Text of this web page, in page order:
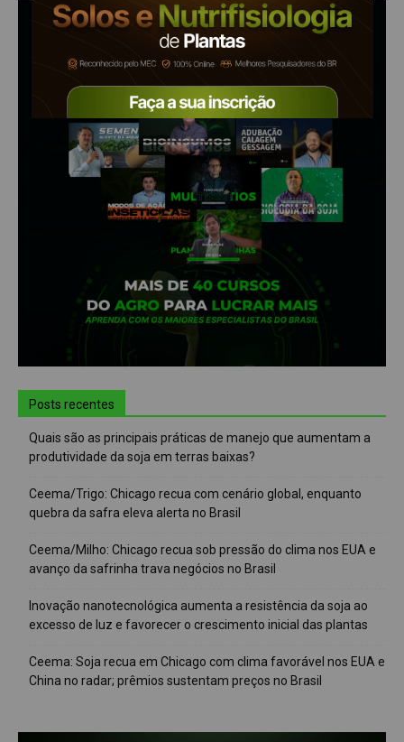
Posts recentes
Quais são as principais práticas de manejo que aumentam a
produtividade da soja em terras baixas?
Ceema/Trigo: Chicago recua com cenário global, enquanto
quebra da safra eleva alerta no Brasil
Ceema/Milho: Chicago recua sob pressão do clima nos EUA e
avanço da safrinha trava negócios no Brasil
Inovação nanotecnológica aumenta a resistência da soja ao
excesso de luz e favorecer o crescimento inicial das plantas
Ceema: Soja recua em Chicago com clima favorável nos EUA e
China no radar; prêmios sustentam preços no Brasil